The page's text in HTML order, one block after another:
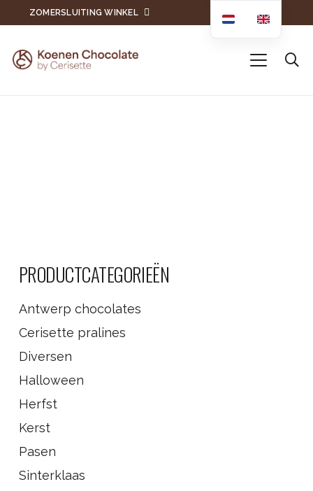
ZOMERSLUITING WINKEL
PRODUCTCATEGORIEËN
Antwerp chocolates
Cerisette pralines
Diversen
Halloween
Herfst
Kerst
Pasen
Sinterklaas